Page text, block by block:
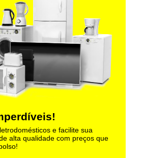
e facilite sua
alta qualidade com preços que